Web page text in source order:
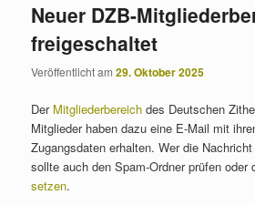
Neuer DZB-
freigeschaltet
Veröffentlicht am29. Oktober 2025
Der Mitgliederbereich des Deutschen
Mitglieder haben dazu eine E-Mail mit
Zugangsdaten erhalten. Wer die
sollte auch den Spam-Ordner prüfen oder
setzen.